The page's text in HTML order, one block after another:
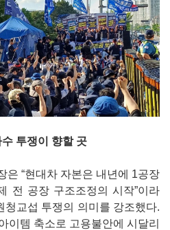
투쟁이 향할 곳
은 “현대차 자본은 내년에 1공장
전 공장 구조조정의 시작”이라
청교섭 투쟁의 의미를 강조했다.
이템 축소로 고용불안에 시달리